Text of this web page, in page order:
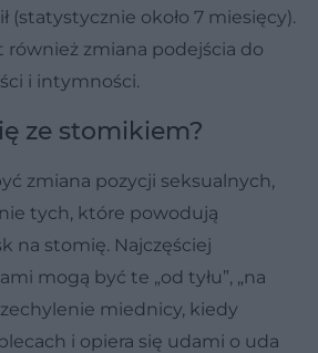
(statystycznie około 7 miesięcy).
również zmiana podejścia do
i intymności.
ze stomikiem?
zmiana pozycji seksualnych,
tych, które powodują
na stomię. Najczęściej
mogą być te „od tyłu”, „na
miednicy, kiedy
i opiera się udami o uda